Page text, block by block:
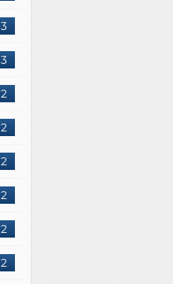
3
3
2
2
2
2
2
2